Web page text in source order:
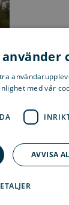
med vår
AVVISA